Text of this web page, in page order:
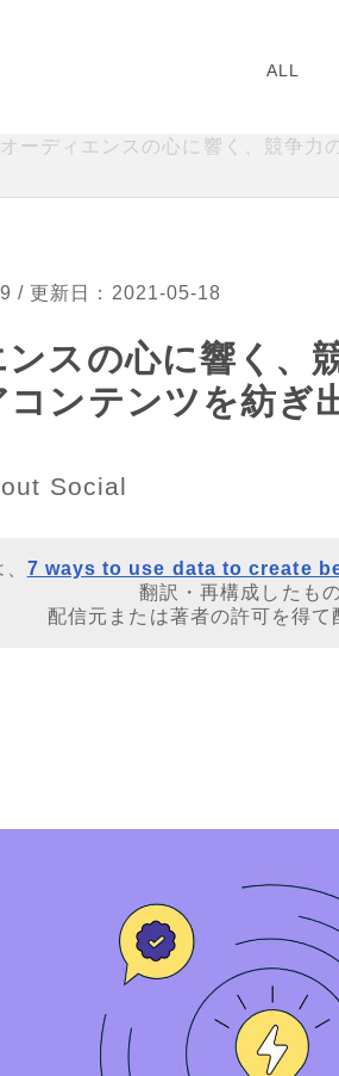
ALL
オーディエンスの心に響く、競争力
/ 更新日：2021-05-18
スの心に響く、
ンテンツを紡ぎ
Social
7 ways to use data to create
翻訳・再構成したもの
配信元または著者の許可を得て